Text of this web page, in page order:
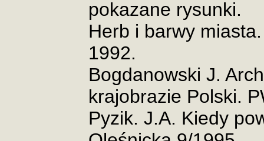
pokazane rysunki.
Herb i barwy
1992.
Bogdanowski J.
krajobrazie Polski.
Pyzik. J.A. Kiedy